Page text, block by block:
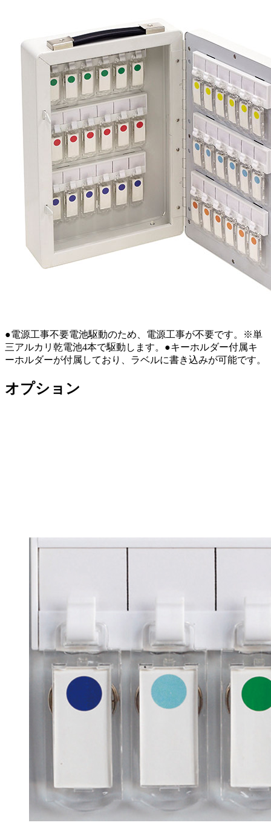
●電源工事不要電池駆動のため、電源工事が不要です。※単
三アルカリ乾電池4本で駆動します。●キーホルダー付属キ
ーホルダーが付属しており、ラベルに書き込みが可能です。
オプション